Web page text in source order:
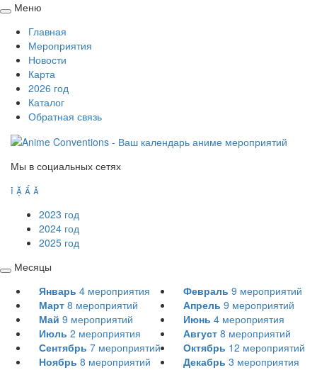
Свернуть
развернуть
Меню
Главная
Мероприятия
Новости
Карта
2026 год
Каталог
Обратная связь
Мы в социальных сетях
   
2023 год
2024 год
2025 год
Свернуть
развернуть
Месяцы
Январь 4 мероприятия Февраль 9 мероприятий
Март 8 мероприятий Апрель 9 мероприятий
Май 9 мероприятий Июнь 4 мероприятия
Июль 2 мероприятия Август 8 мероприятий
Сентябрь 7 мероприятий Октябрь 12 мероприятий
Ноябрь 8 мероприятий Декабрь 3 мероприятия